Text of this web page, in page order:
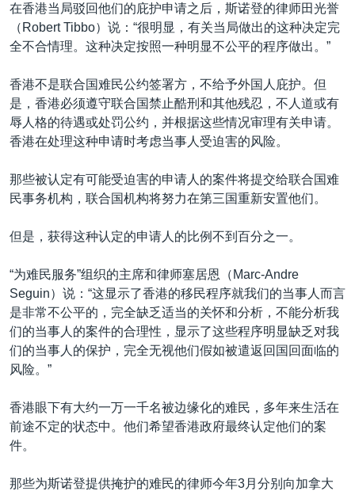
在香港当局驳回他们的庇护申请之后，斯诺登的律师田光誉
（Robert Tibbo）说：“很明显，有关当局做出的这种决定完
全不合情理。这种决定按照一种明显不公平的程序做出。”
香港不是联合国难民公约签署方，不给予外国人庇护。但
是，香港必须遵守联合国禁止酷刑和其他残忍，不人道或有
辱人格的待遇或处罚公约，并根据这些情况审理有关申请。
香港在处理这种申请时考虑当事人受迫害的风险。
那些被认定有可能受迫害的申请人的案件将提交给联合国难
民事务机构，联合国机构将努力在第三国重新安置他们。
但是，获得这种认定的申请人的比例不到百分之一。
“为难民服务”组织的主席和律师塞居恩（Marc-Andre
Seguin）说：“这显示了香港的移民程序就我们的当事人而言
是非常不公平的，完全缺乏适当的关怀和分析，不能分析我
们的当事人的案件的合理性，显示了这些程序明显缺乏对我
们的当事人的保护，完全无视他们假如被遣返回国回面临的
风险。”
香港眼下有大约一万一千名被边缘化的难民，多年来生活在
前途不定的状态中。他们希望香港政府最终认定他们的案
件。
那些为斯诺登提供掩护的难民的律师今年3月分别向加拿大